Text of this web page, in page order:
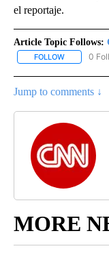
el reportaje.
Article Topic Follows:
FOLLOW FOLLOW
0
Jump to comments ↓
MORE